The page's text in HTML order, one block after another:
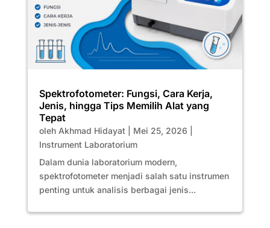
Spektrofotometer: Fungsi, Cara Kerja,
Jenis, hingga Tips Memilih Alat yang
Tepat
oleh Akhmad Hidayat| Mei 25, 2026
Instrument Laboratorium
Dalam dunia laboratorium modern,
spektrofotometer menjadi salah satu instrumen
penting untuk analisis berbagai jenis...